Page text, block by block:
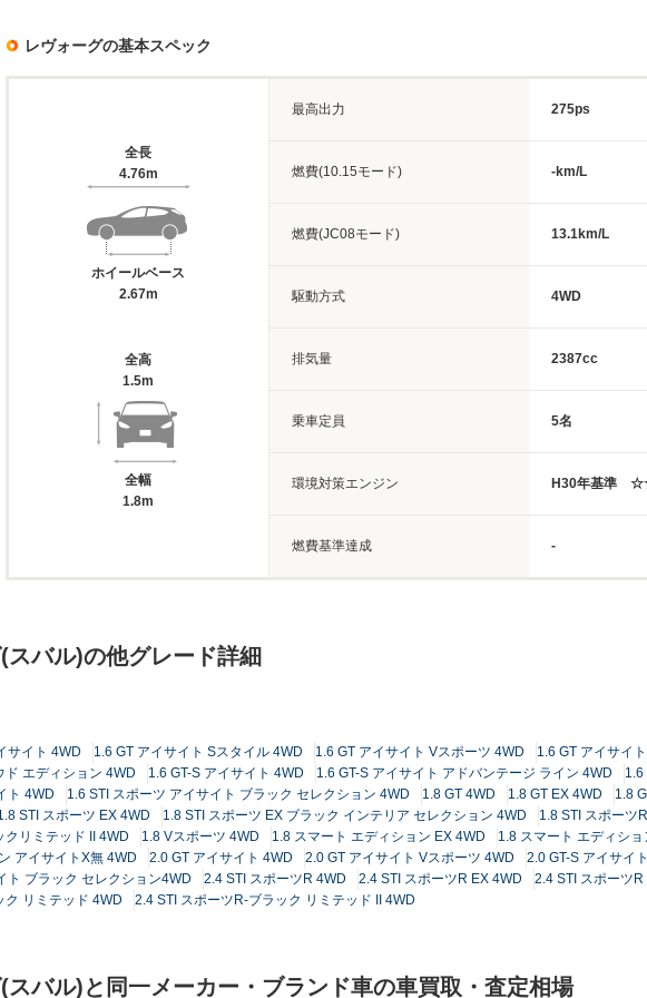
レヴォーグの基本スペック
全長
4.76m
ホイールベース
2.67m
全高
1.5m
全幅
1.8m
最高出力 275ps
燃費(10.15モード) -km/L
燃費(JC08モード) 13.1km/L
駆動方式 4WD
排気量 2387cc
乗車定員 5名
環境対策エンジン H30年基準
燃費基準達成 -
スバル)の他グレード詳細
サイト 4WD 1.6 GT アイサイト Sスタイル 4WD 1.6 GT アイサイト Vスポーツ 4WD
1.6 GT アイサイ
ド エディション 4WD
1.6 GT-S アイサイト 4WD 1.6 GT-S アイサイト アドバンテージ ライン 4WD
1.6
ト 4WD
1.6 STI スポーツ アイサイト ブラック セレクション 4WD 1.8 GT 4WD 1.8 GT EX 4WD
1.8
STI スポーツ EX 4WD 1.8 STI スポーツ EX ブラック インテリア セレクション 4WD
1.8 STI スポーツ
クリミテッド II 4WD
1.8 Vスポーツ 4WD 1.8 スマート エディション EX 4WD
1.8 スマート エディシ
アイサイトX無 4WD
2.0 GT アイサイト 4WD 2.0 GT アイサイト Vスポーツ 4WD
2.0 GT-S アイサイ
ト ブラック セレクション4WD
2.4 STI スポーツR 4WD 2.4 STI スポーツR EX 4WD
2.4 STI スポーツ
ク リミテッド 4WD
2.4 STI スポーツR-ブラック リミテッド II 4WD
スバル)と同一メーカー・ブランド車の車買取・査定相場